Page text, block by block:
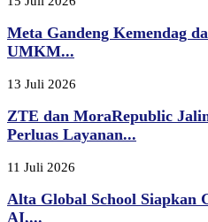
Meta Gandeng Kemendag
UMKM...
13 Juli 2026
ZTE dan MoraRepublic
Perluas Layanan...
11 Juli 2026
Alta Global School Siapkan
AI,...